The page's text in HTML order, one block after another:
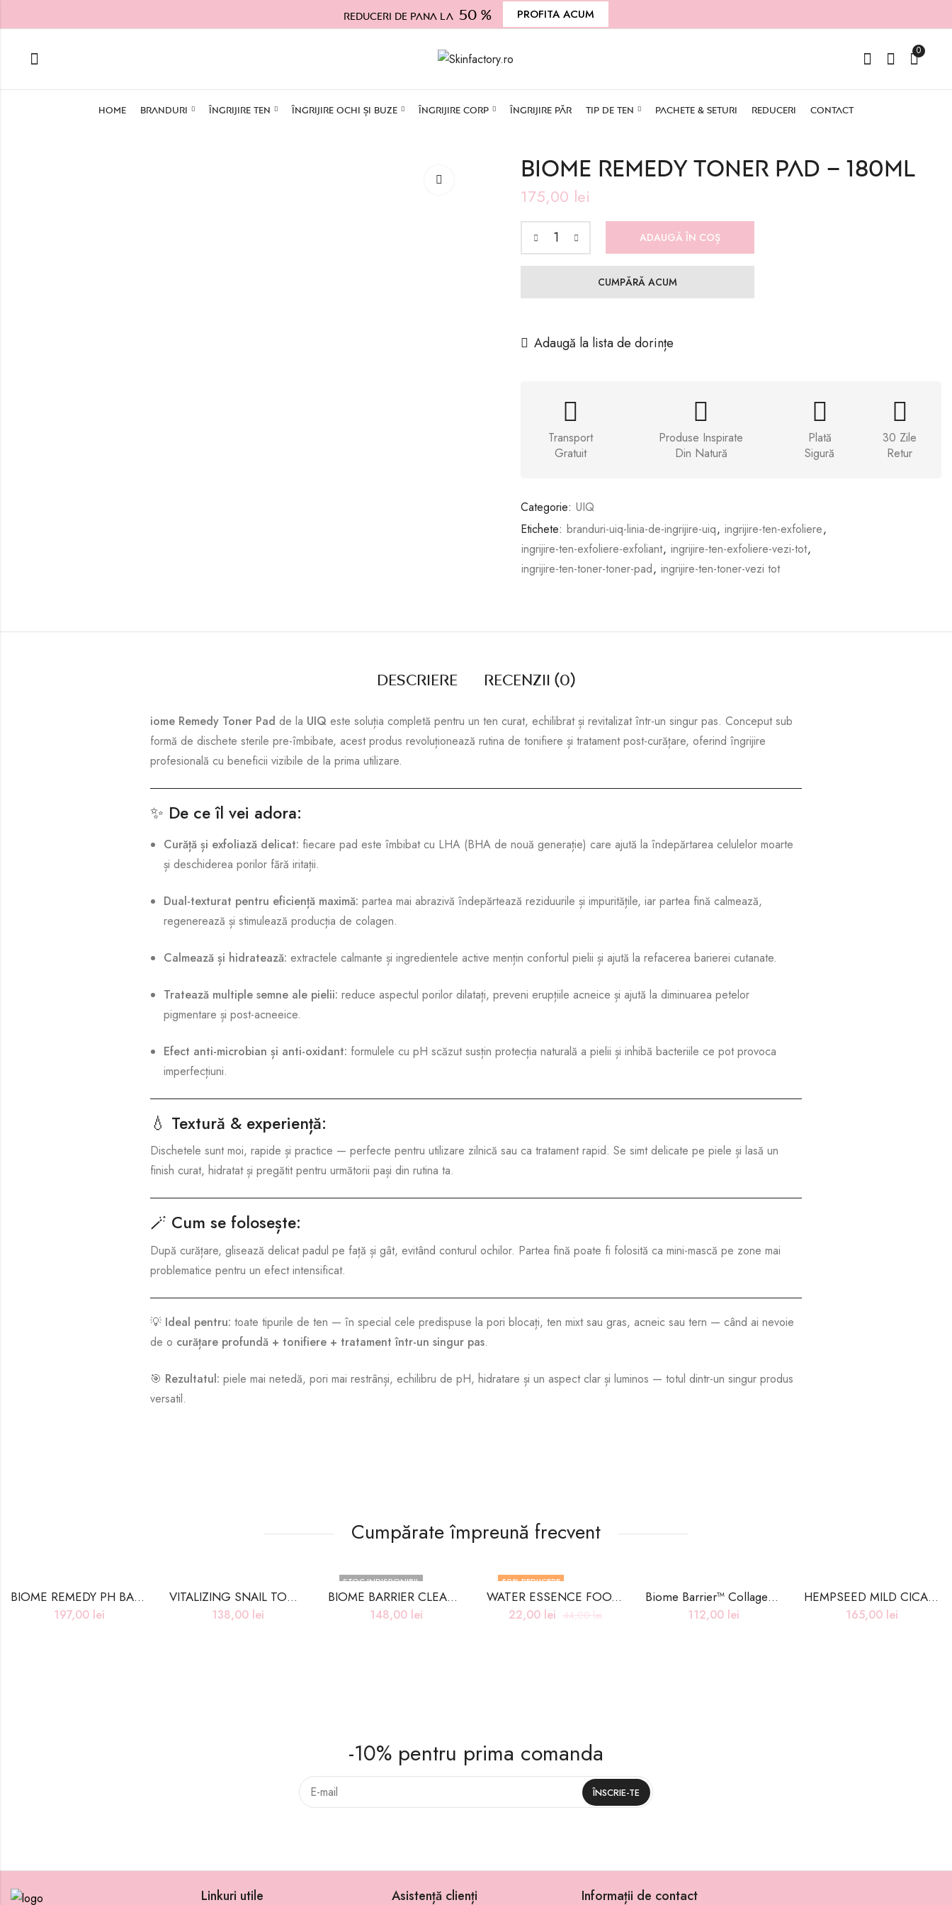
Reduceri de pana la 50 % PROFITA ACUM
0
HOME BRANDURI ÎNGRIJIRE TEN ÎNGRIJIRE OCHI ȘI BUZE ÎNGRIJIRE CORP ÎNGRIJIRE PĂR TIP DE TEN PACHETE & SETURI REDUCERI CONTACT
BIOME REMEDY TONER PAD – 180ml
175,00 lei
ADAUGĂ ÎN COȘ
CUMPĂRĂ ACUM
Adaugă la lista de dorințe
Transport
Gratuit
Produse Inspirate
Din Natură
Plată
Sigură
30 Zile
Retur
Categorie: UIQ
Etichete: branduri-uiq-linia-de-ingrijire-uiq, ingrijire-ten-exfoliere,
ingrijire-ten-exfoliere-exfoliant, ingrijire-ten-exfoliere-vezi-tot,
ingrijire-ten-toner-toner-pad, ingrijire-ten-toner-vezi tot
Descriere Recenzii (0)
iome Remedy Toner Pad de la UIQ este soluția completă pentru un ten curat, echilibrat și revitalizat într-un singur pas. Conceput sub
formă de dischete sterile pre-îmbibate, acest produs revoluționează rutina de tonifiere și tratament post-curățare, oferind îngrijire
profesională cu beneficii vizibile de la prima utilizare.
✨ De ce îl vei adora:
Curăță și exfoliază delicat: fiecare pad este îmbibat cu LHA (BHA de nouă generație) care ajută la îndepărtarea celulelor moarte
și deschiderea porilor fără iritații.
Dual-texturat pentru eficiență maximă: partea mai abrazivă îndepărtează reziduurile și impuritățile, iar partea fină calmează,
regenerează și stimulează producția de colagen.
Calmează și hidratează: extractele calmante și ingredientele active mențin confortul pielii și ajută la refacerea barierei cutanate.
Tratează multiple semne ale pielii: reduce aspectul porilor dilatați, preveni erupțiile acneice și ajută la diminuarea petelor
pigmentare și post-acneeice.
Efect anti-microbian și anti-oxidant: formulele cu pH scăzut susțin protecția naturală a pielii și inhibă bacteriile ce pot provoca
imperfecțiuni.
💧 Textură & experiență:
Dischetele sunt moi, rapide și practice — perfecte pentru utilizare zilnică sau ca tratament rapid. Se simt delicate pe piele și lasă un
finish curat, hidratat și pregătit pentru următorii pași din rutina ta.
🪄 Cum se folosește:
După curățare, glisează delicat padul pe față și gât, evitând conturul ochilor. Partea fină poate fi folosită ca mini-mască pe zone mai
problematice pentru un efect intensificat.
💡 Ideal pentru: toate tipurile de ten — în special cele predispuse la pori blocați, ten mixt sau gras, acneic sau tern — când ai nevoie
de o curățare profundă + tonifiere + tratament într-un singur pas.
🎯 Rezultatul: piele mai netedă, pori mai restrânși, echilibru de pH, hidratare și un aspect clar și luminos — totul dintr-un singur produs
versatil.
Cumpărate împreună frecvent
BIOME REMEDY PH BALANCING TONER – 300ml
197,00 lei
VITALIZING SNAIL TONER 2X – 200ml
138,00 lei
STOC INDISPONIBIL
BIOME BARRIER CLEANSING FOAM – 120ml
148,00 lei
50% REDUCERE
WATER ESSENCE FOOT PEELING MASK – 40ml
22,00 lei 44,00lei
Biome Barrier™ Collagen Firming Cleansing Balm
112,00 lei
HEMPSEED MILD CICA 3 IN 1 CLEANSER – 200ml
165,00 lei
-10% pentru prima comanda
Linkuri utile Asistență clienți Informații de contact